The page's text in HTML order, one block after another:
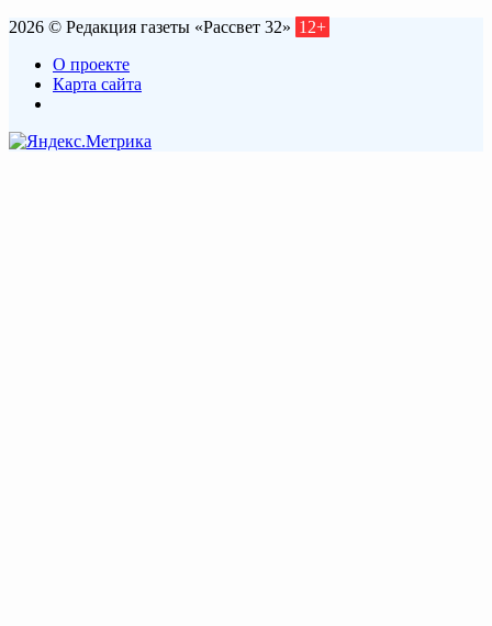
2026 © Редакция газеты «Рассвет 32» 12+
О проекте
Карта сайта